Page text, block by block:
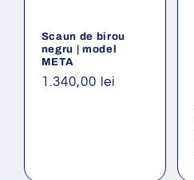
Scaun de birou
negru | model
META
Preț
1.340,00 lei